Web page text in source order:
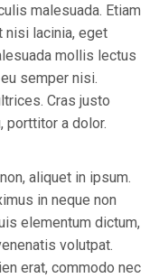
malesuada. Etiam
nisi lacinia, eget
mollis lectus
semper nisi.
Cras justo
porttitor a dolor.
aliquet in ipsum.
in neque non
elementum dictum,
volutpat.
erat, commodo nec